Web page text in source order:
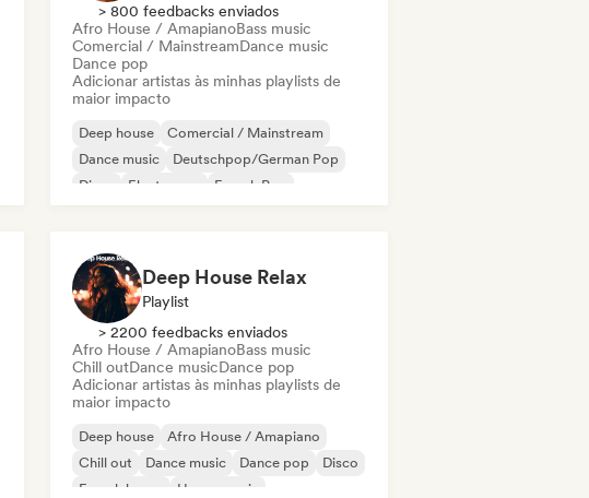
> 800 feedbacks enviados
Afro House / AmapianoBass music
Comercial / MainstreamDance music
Dance pop
Adicionar artistas às minhas playlists de
maior impacto
Deep house
Comercial / Mainstream
Dance music
Deutschpop/German Pop
Disco
Electropop
French Pop
Deep House Relax
Playlist
> 2200 feedbacks enviados
Afro House / AmapianoBass music
Chill outDance musicDance pop
Adicionar artistas às minhas playlists de
maior impacto
Deep house
Afro House / Amapiano
Chill out
Dance music Dance pop
Disco
French house
House music